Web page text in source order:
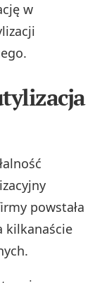
w
powstała
kilkanaście